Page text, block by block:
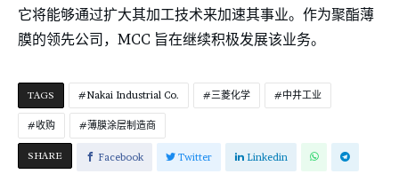
它将能够通过扩大其加工技术来加速其事业。作为聚酯薄
膜的领先公司，MCC 旨在继续积极发展该业务。
TAGS Nakai Industrial Co. 三菱化学 中井工业
收购 薄膜涂层制造商
SHARE Facebook Twitter Linkedin